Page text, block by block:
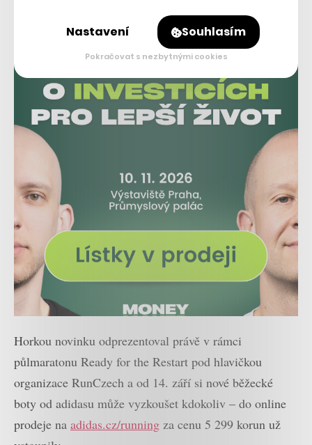
která je určena pro běžce po celém světě.
Horkou novinku odprezentoval právě v rámci
půlmaratonu Ready for the Restart pod hlavičkou
organizace RunCzech a od 14. září si nové běžecké
boty od adidasu může vyzkoušet kdokoliv – do online
prodeje na adidas.cz/running za cenu 5 299 korun už
Nastavení Souhlasím
Pokračovat s nezbytnými cookies